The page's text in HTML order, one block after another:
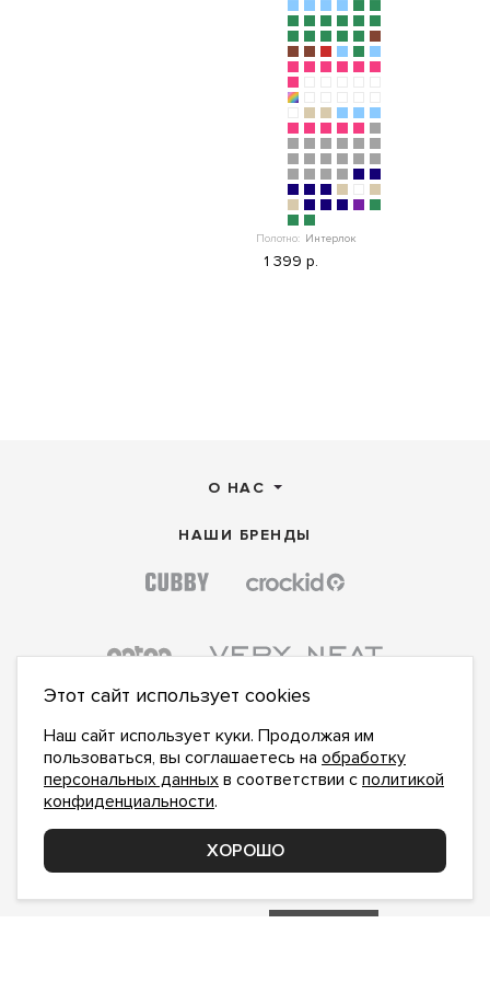
Полотно: Интерлок
1 399 р.
О НАС
НАШИ БРЕНДЫ
ПОДПИСАТЬСЯ НА НОВОСТИ:
сполитикой конфиденциальностиознакомлен и
Этот сайт использует cookies
Наш сайт использует куки. Продолжая им
пользоваться, вы соглашаетесь на обработку
персональных данных в соответствии с политикой
конфиденциальности.
ХОРОШО